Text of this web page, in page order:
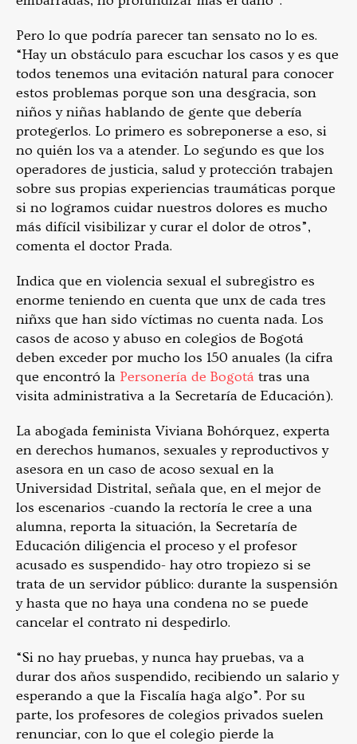
Pero lo que podría parecer tan sensato no lo es.
“Hay un obstáculo para escuchar los casos y es que
todos tenemos una evitación natural para conocer
estos problemas porque son una desgracia, son
niños y niñas hablando de gente que debería
protegerlos. Lo primero es sobreponerse a eso, si
no quién los va a atender. Lo segundo es que los
operadores de justicia, salud y protección trabajen
sobre sus propias experiencias traumáticas porque
si no logramos cuidar nuestros dolores es mucho
más difícil visibilizar y curar el dolor de otros”,
comenta el doctor Prada.
Indica que en violencia sexual el subregistro es
enorme teniendo en cuenta que unx de cada tres
niñxs que han sido víctimas no cuenta nada. Los
casos de acoso y abuso en colegios de Bogotá
deben exceder por mucho los 150 anuales (la cifra
que encontró la Personería de Bogotá tras una
visita administrativa a la Secretaría de Educación).
La abogada feminista Viviana Bohórquez, experta
en derechos humanos, sexuales y reproductivos y
asesora en un caso de acoso sexual en la
Universidad Distrital, señala que, en el mejor de
los escenarios -cuando la rectoría le cree a una
alumna, reporta la situación, la Secretaría de
Educación diligencia el proceso y el profesor
acusado es suspendido- hay otro tropiezo si se
trata de un servidor público: durante la suspensión
y hasta que no haya una condena no se puede
cancelar el contrato ni despedirlo.
“Si no hay pruebas, y nunca hay pruebas, va a
durar dos años suspendido, recibiendo un salario y
esperando a que la Fiscalía haga algo”. Por su
parte, los profesores de colegios privados suelen
renunciar, con lo que el colegio pierde la